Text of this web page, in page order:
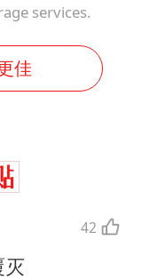
services.
佳
42
灭